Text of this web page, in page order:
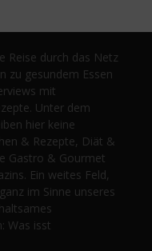
Reise durch das Netz
zu gesundem Essen
mit
Unter dem
hier keine
& Rezepte, Diät &
Gastro & Gourmet
Ein weites Feld,
im Sinne unseres
Was isst